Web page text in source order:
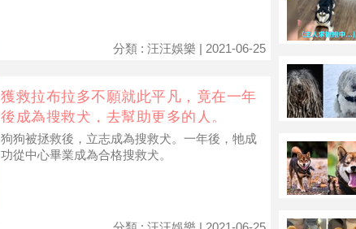
分類 : 汪汪娛樂 | 2021-06-25
獲救拉布拉多不願就此平凡，竟在一年
後成為搜救犬，去幫助更多的人。
狗狗被拯救後，立志成為搜救犬。一年後，牠成
功從中心畢業成為合格搜救犬。